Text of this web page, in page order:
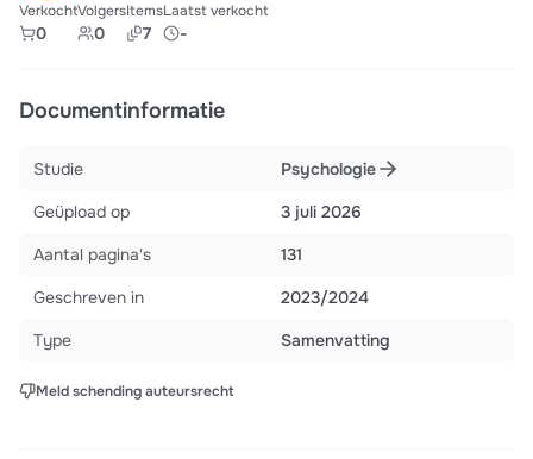
Verkocht
0
Volgers
0
Items
7
Laatst verkocht
-
Documentinformatie
Studie
Psychologie
Geüpload op
3 juli 2026
Aantal pagina's
131
Geschreven in
2023/2024
Type
Samenvatting
Meld schending auteursrecht